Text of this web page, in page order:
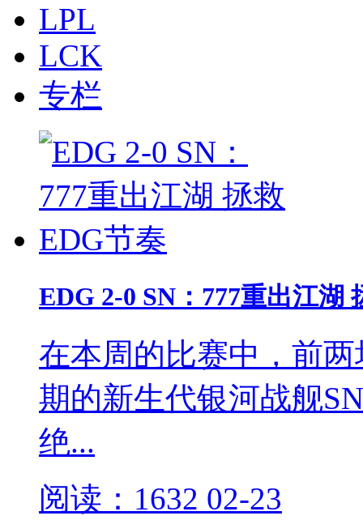
LPL
LCK
专栏
EDG 2-0 SN：777重出江湖
在本周的比赛中，前
期的新生代银河战舰
绝...
阅读：1632 02-23